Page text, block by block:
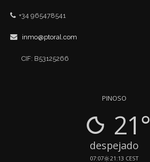
+34 965478541
inmo@ptoral.com
CIF: B53125266
PINOSO
21°
despejado
07:07 21:13 CEST